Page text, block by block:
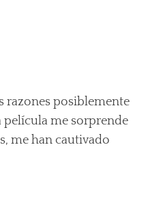
razones posiblemente
película me sorprende
me han cautivado